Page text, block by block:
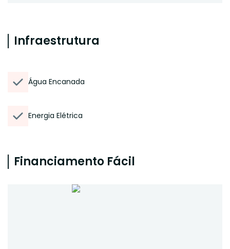
Infraestrutura
Água Encanada
Energia Elétrica
Financiamento Fácil